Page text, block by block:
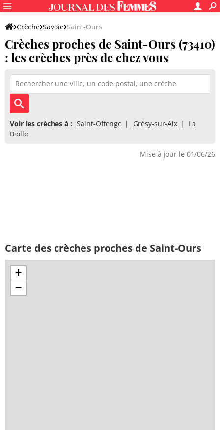
Crèche Savoie Saint-Ours
Crèches proches de Saint-Ours (73410)
: les crèches près de chez vous
Voir les crèches à : Saint-Offenge Grésy-sur-Aix
La
Biolle
Mise à jour le 01/06/26
Carte des crèches proches de Saint-Ours
+
−